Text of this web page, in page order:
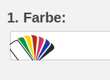
1. Farbe: